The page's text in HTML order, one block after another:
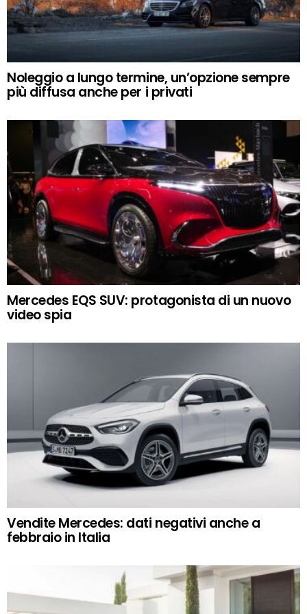
Noleggio a lungo termine, un’opzione sempre
più diffusa anche per i privati
Mercedes EQS SUV: protagonista di un nuovo
video spia
Vendite Mercedes: dati negativi anche a
febbraio in Italia